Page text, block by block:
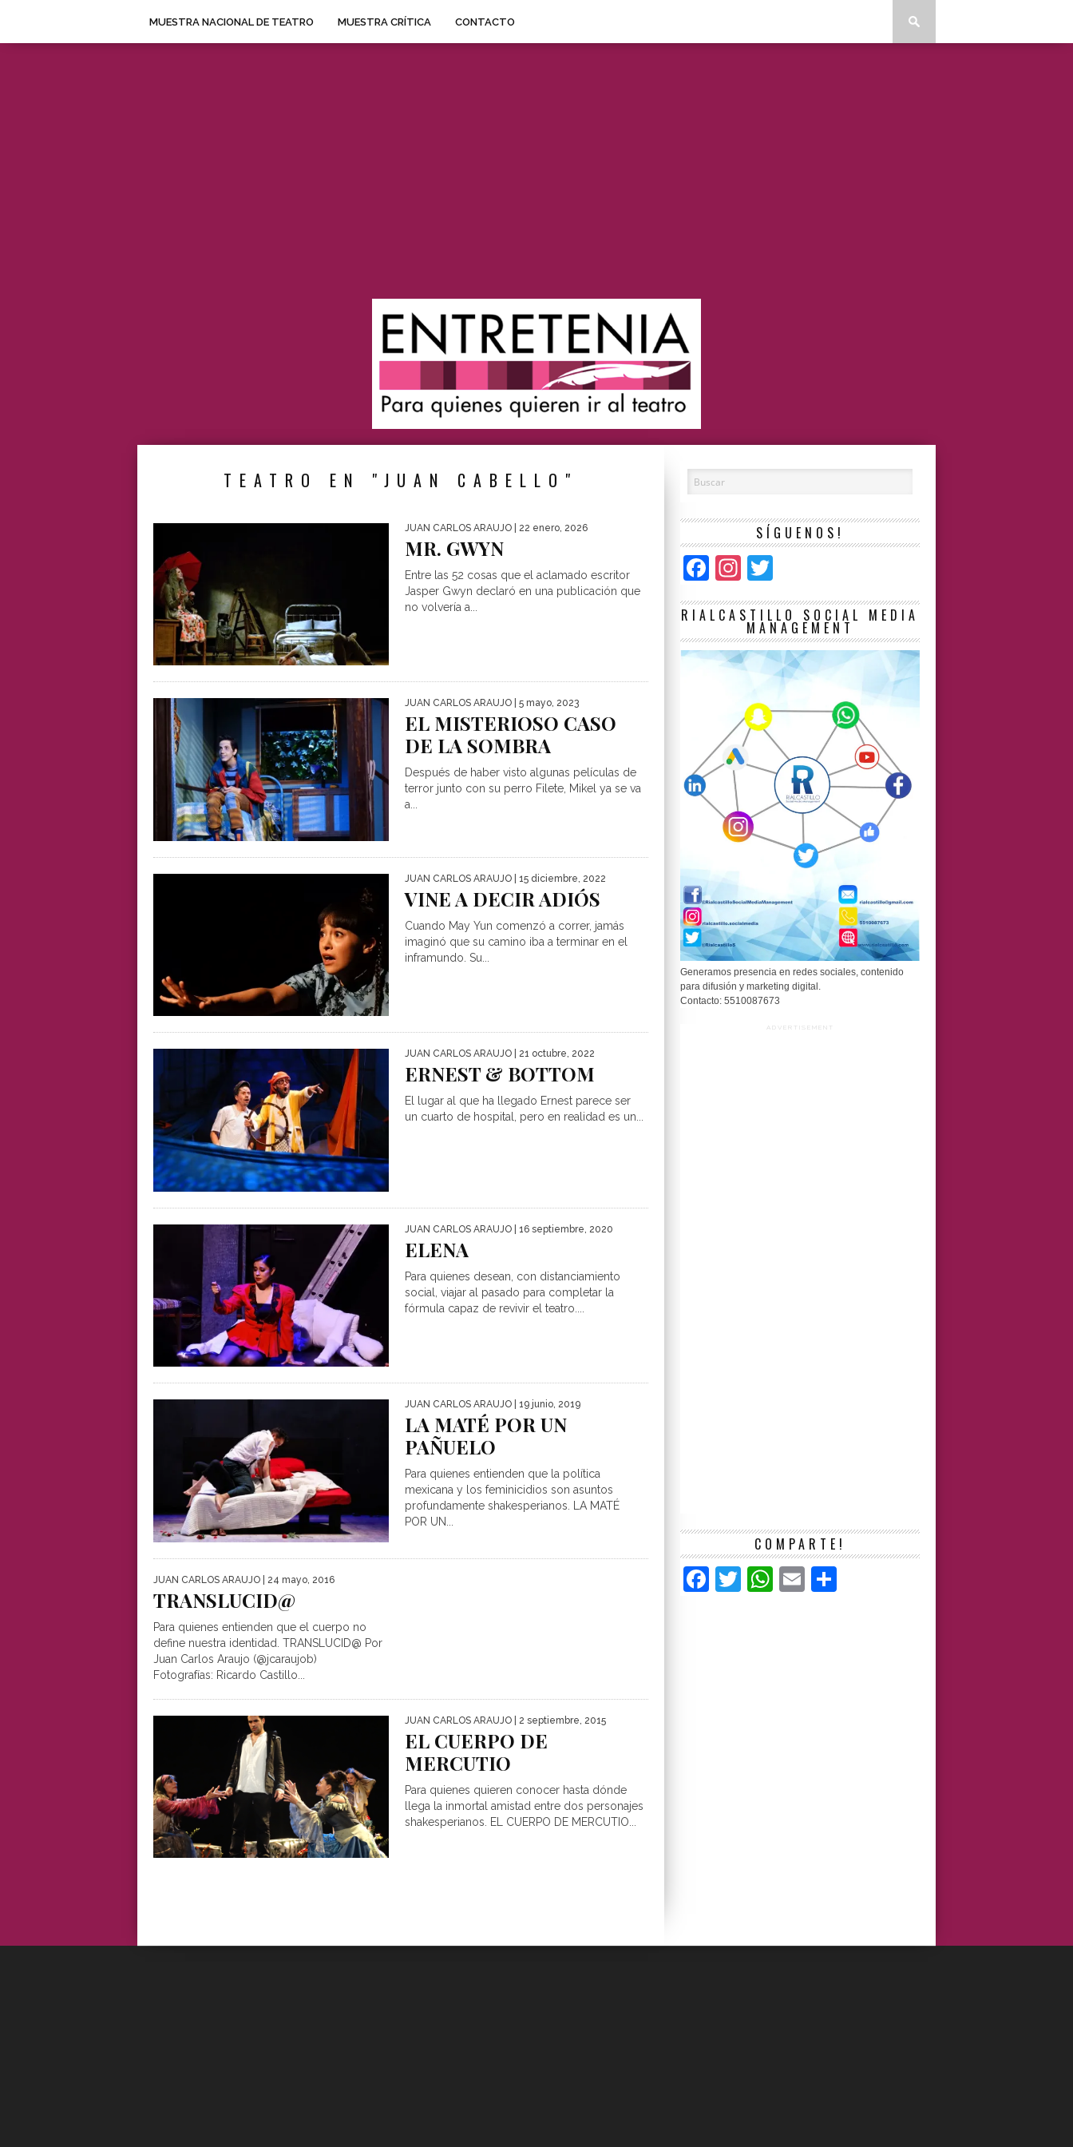
MUESTRA NACIONAL DE TEATRO MUESTRA CRÍTICA CONTACTO
TEATRO EN "JUAN CABELLO"
JUAN CARLOS ARAUJO | 22 enero, 2026
MR. GWYN
Entre las 52 cosas que el aclamado escritor
Jasper Gwyn declaró en una publicación que
no volvería a...
JUAN CARLOS ARAUJO | 5 mayo, 2023
EL MISTERIOSO CASO
DE LA SOMBRA
Después de haber visto algunas películas de
terror junto con su perro Filete, Mikel ya se va
a...
JUAN CARLOS ARAUJO | 15 diciembre, 2022
VINE A DECIR ADIÓS
Cuando May Yun comenzó a correr, jamás
imaginó que su camino iba a terminar en el
inframundo. Su...
JUAN CARLOS ARAUJO | 21 octubre, 2022
ERNEST & BOTTOM
El lugar al que ha llegado Ernest parece ser
un cuarto de hospital, pero en realidad es un...
JUAN CARLOS ARAUJO | 16 septiembre, 2020
ELENA
Para quienes desean, con distanciamiento
social, viajar al pasado para completar la
fórmula capaz de revivir el teatro....
JUAN CARLOS ARAUJO | 19 junio, 2019
LA MATÉ POR UN
PAÑUELO
Para quienes entienden que la política
mexicana y los feminicidios son asuntos
profundamente shakesperianos. LA MATÉ
POR UN...
JUAN CARLOS ARAUJO | 24 mayo, 2016
TRANSLUCID@
Para quienes entienden que el cuerpo no
define nuestra identidad. TRANSLUCID@ Por
Juan Carlos Araujo (@jcaraujob)
Fotografías: Ricardo Castillo...
JUAN CARLOS ARAUJO | 2 septiembre, 2015
EL CUERPO DE
MERCUTIO
Para quienes quieren conocer hasta dónde
llega la inmortal amistad entre dos personajes
shakesperianos. EL CUERPO DE MERCUTIO...
SÍGUENOS!
Facebook
Instagram
RIALCASTILLO SOCIAL MEDIA
MANAGEMENT
Generamos presencia en redes sociales, contenido
para difusión y marketing digital.
Contacto: 5510087673
ADVERTISEMENT
COMPARTE!
Facebook
TwitterWhatsApp
Email